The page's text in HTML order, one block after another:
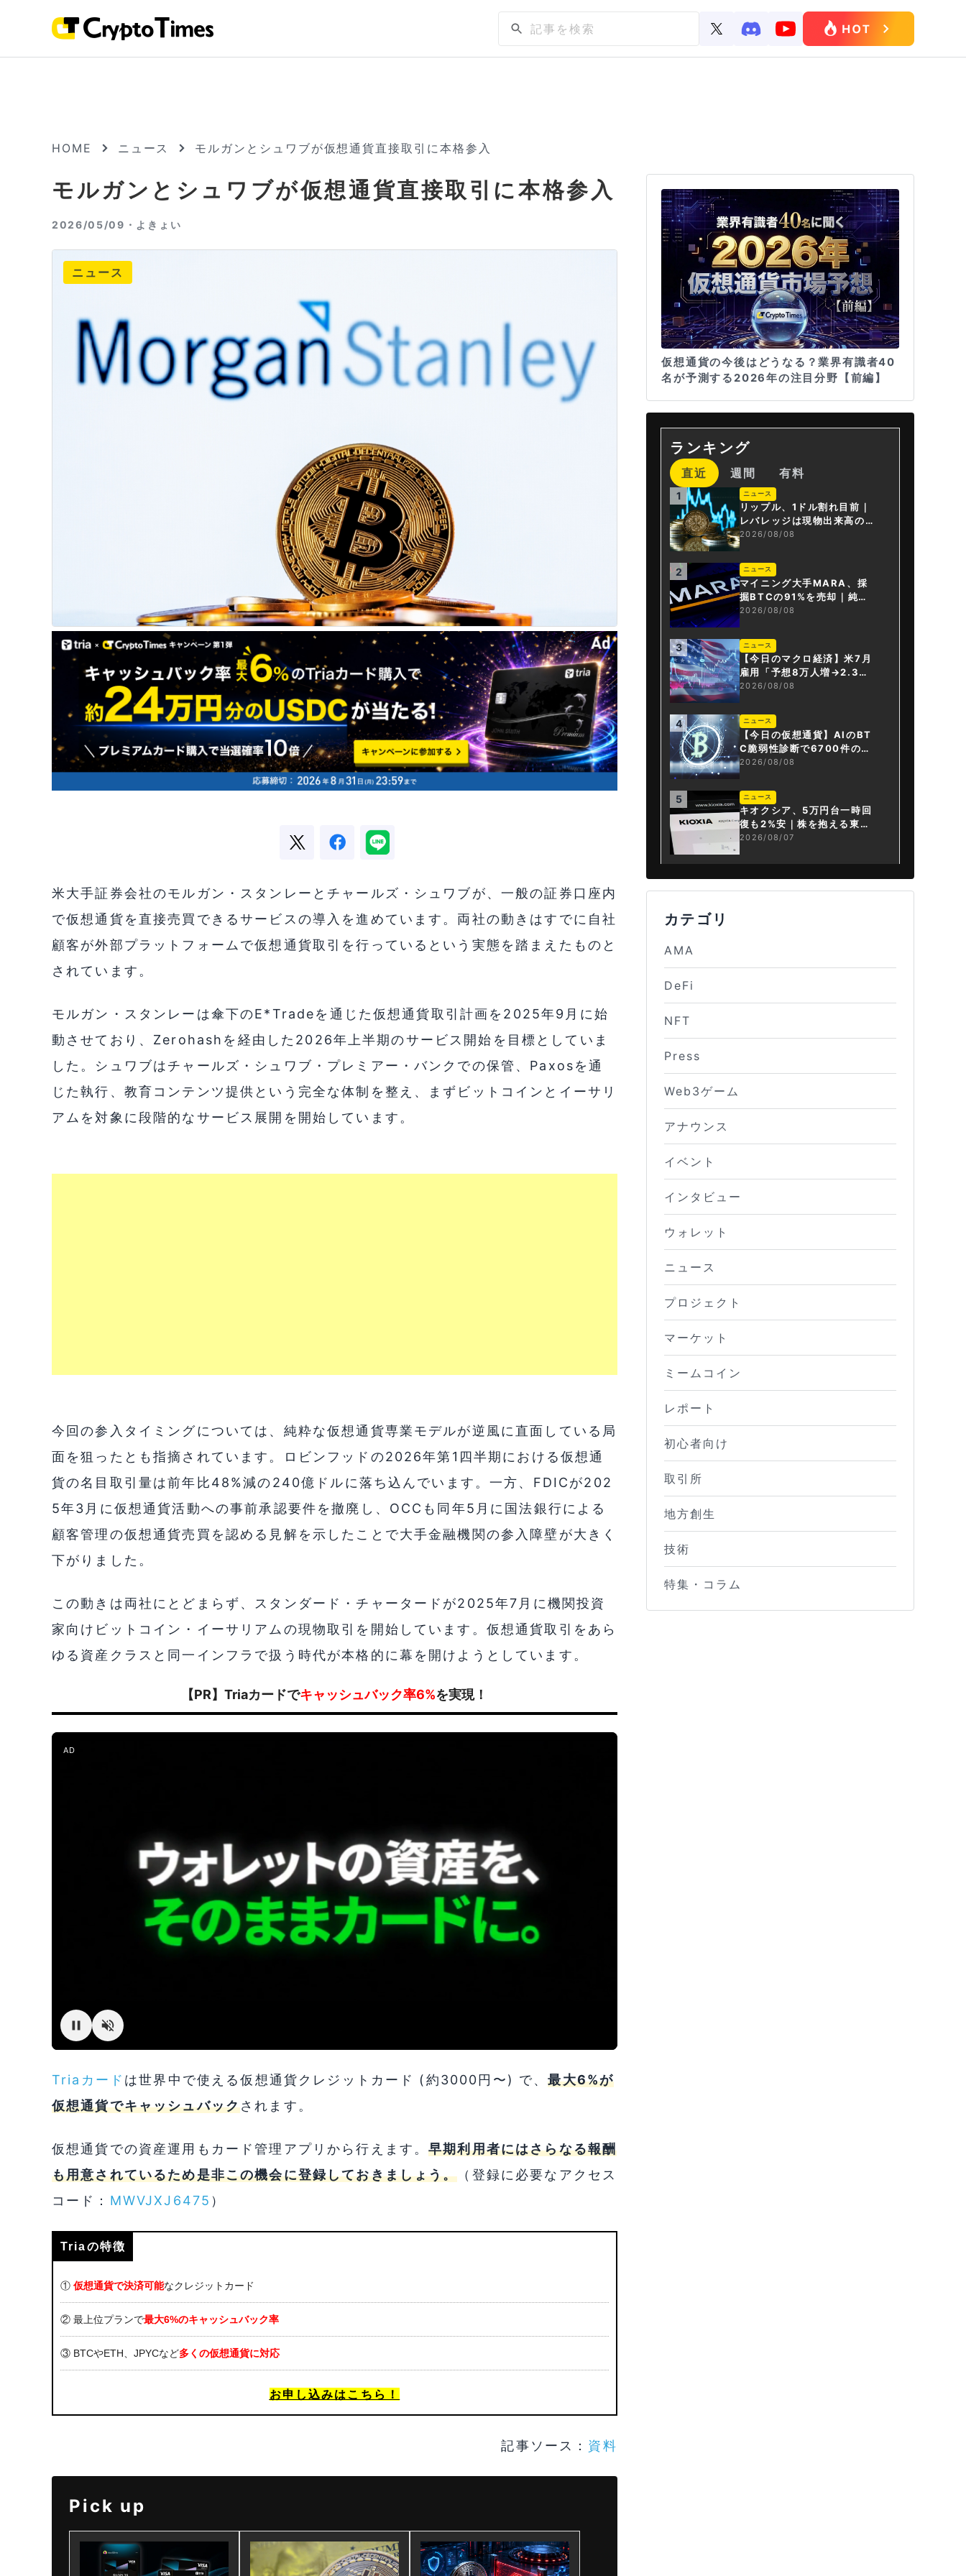
HOME ニュース モルガンとシュワブが仮想通貨直接取引に本格参入
モルガンとシュワブが仮想通貨直接取引に本格参入
2026/05/09・ よきょい
ニュース
米大手証券会社のモルガン・スタンレーとチャールズ・シュワブが、一般の証券口座内
で仮想通貨を直接売買できるサービスの導入を進めています。両社の動きはすでに自社
顧客が外部プラットフォームで仮想通貨取引を行っているという実態を踏まえたものと
されています。
モルガン・スタンレーは傘下のE*Tradeを通じた仮想通貨取引計画を2025年9月に始
動させており、Zerohashを経由した2026年上半期のサービス開始を目標としていま
した。シュワブはチャールズ・シュワブ・プレミアー・バンクでの保管、Paxosを通
じた執行、教育コンテンツ提供という完全な体制を整え、まずビットコインとイーサリ
アムを対象に段階的なサービス展開を開始しています。
今回の参入タイミングについては、純粋な仮想通貨専業モデルが逆風に直面している局
面を狙ったとも指摘されています。ロビンフッドの2026年第1四半期における仮想通
貨の名目取引量は前年比48%減の240億ドルに落ち込んでいます。一方、FDICが202
5年3月に仮想通貨活動への事前承認要件を撤廃し、OCCも同年5月に国法銀行による
顧客管理の仮想通貨売買を認める見解を示したことで大手金融機関の参入障壁が大きく
下がりました。
この動きは両社にとどまらず、スタンダード・チャータードが2025年7月に機関投資
家向けビットコイン・イーサリアムの現物取引を開始しています。仮想通貨取引をあら
ゆる資産クラスと同一インフラで扱う時代が本格的に幕を開けようとしています。
【PR】Triaカードでキャッシュバック率6%を実現！
AD
Triaカード は世界中で使える仮想通貨クレジットカード (約3000円〜) で、最大6%が
仮想通貨でキャッシュバックされます。
仮想通貨での資産運用もカード管理アプリから行えます。早期利用者にはさらなる報酬
も用意されているため是非この機会に登録しておきましょう。 （登録に必要なアクセス
コード： MWVJXJ6475 ）
Triaの特徴
① 仮想通貨で決済可能なクレジットカード
② 最上位プランで最大6%のキャッシュバック率
③ BTCやETH、JPYCなど多くの仮想通貨に対応
お申し込みはこちら！
記事ソース： 資料
Pick up
仮想通貨の今後はどうなる？業界有識者40
名が予測する2026年の注目分野【前編】
ランキング
直近 週間 有料
1 ニュース
リップル、1ドル割れ目前｜
レバレッジは現物出来高の6
倍超
2026/08/08
2 ニュース
マイニング大手MARA、採
掘BTCの91%を売却｜純損
失6億ドル
2026/08/08
3 ニュース
【今日のマクロ経済】米7月
雇用「予想8万人増→2.3万
人減」で利上げ観測後退
2026/08/08
4 ニュース
【今日の仮想通貨】AIのBT
C脆弱性診断で6700件の指
摘。赤字マイニング企業はA
Iに賭ける
2026/08/08
5 ニュース
キオクシア、5万円台一時回
復も2%安｜株を抱える東芝
は純利益30倍
2026/08/07
カテゴリ
AMA
DeFi
NFT
Press
Web3ゲーム
アナウンス
イベント
インタビュー
ウォレット
ニュース
プロジェクト
マーケット
ミームコイン
レポート
初心者向け
取引所
地方創生
技術
特集・コラム